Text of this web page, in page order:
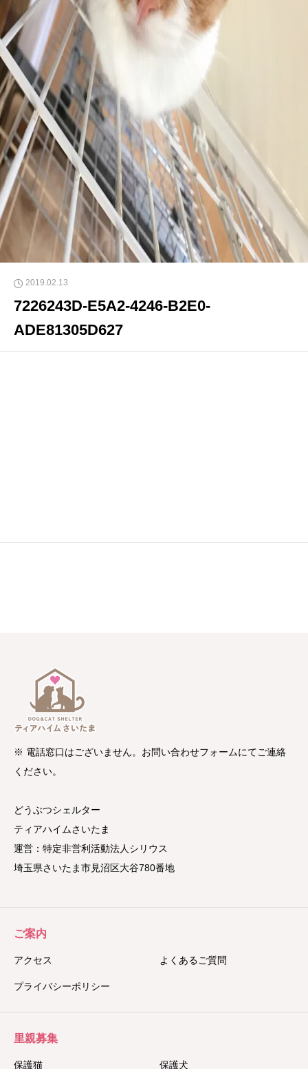
2019.02.13
7226243D-E5A2-4246-B2E0-
ADE81305D627
※ 電話窓口はございません。お問い合わせフォームにてご連絡
ください。
どうぶつシェルター
ティアハイムさいたま
運営：特定非営利活動法人シリウス
埼玉県さいたま市見沼区大谷780番地
ご案内
アクセス よくあるご質問
プライバシーポリシー
里親募集
保護猫 保護犬